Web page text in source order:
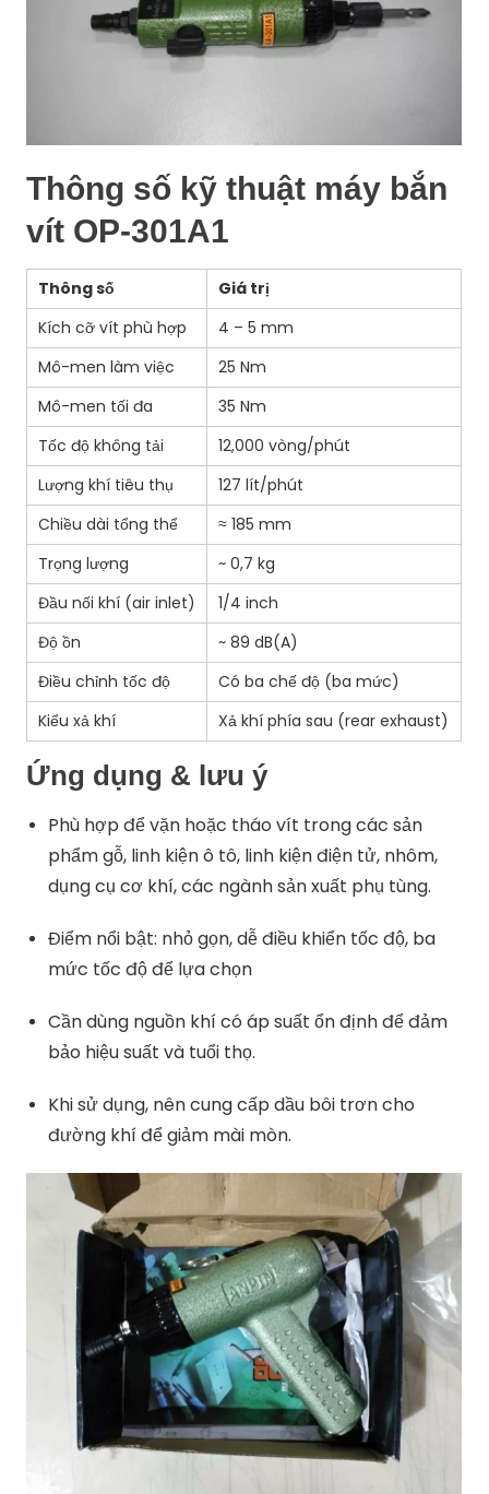
Thông số kỹ thuật máy bắn
vít OP-301A1
Thông số
Giá trị
Kích cỡ vít phù hợp
4 – 5 mm
Mô-men làm việc
25 Nm
Mô-men tối đa
35 Nm
Tốc độ không tải
12,000 vòng/phút
Lượng khí tiêu thụ
127 lít/phút
Chiều dài tổng thể
≈ 185 mm
Trọng lượng
~ 0,7 kg
Đầu nối khí (air inlet)
1/4 inch
Độ ồn
~ 89 dB(A)
Điều chỉnh tốc độ
Có ba chế độ (ba mức)
Kiểu xả khí
Xả khí phía sau (rear exhaust)
Ứng dụng & lưu ý
Phù hợp để vặn hoặc tháo vít trong các sản
phẩm gỗ, linh kiện ô tô, linh kiện điện tử, nhôm,
dụng cụ cơ khí, các ngành sản xuất phụ tùng.
Điểm nổi bật: nhỏ gọn, dễ điều khiển tốc độ, ba
mức tốc độ để lựa chọn
Cần dùng nguồn khí có áp suất ổn định để đảm
bảo hiệu suất và tuổi thọ.
Khi sử dụng, nên cung cấp dầu bôi trơn cho
đường khí để giảm mài mòn.